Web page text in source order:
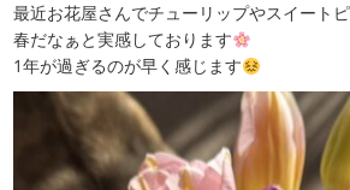
最近お花屋さんでチューリップやスイート
春だなぁと実感しております
1年が過ぎるのが早く感じます